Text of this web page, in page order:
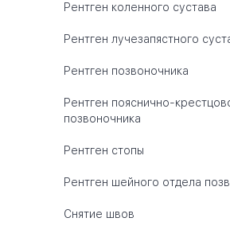
Рентген коленного сустава
Рентген лучезапястного
Рентген позвоночника
Рентген пояснично-
позвоночника
Рентген стопы
Рентген шейного отдела
Снятие швов